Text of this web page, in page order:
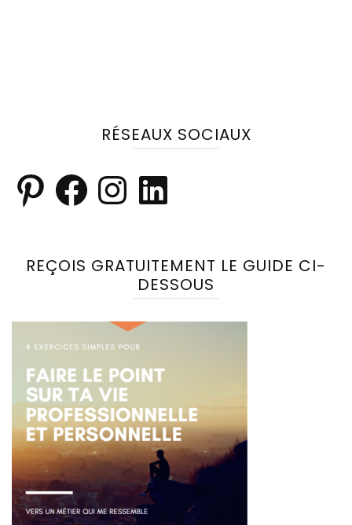
RÉSEAUX SOCIAUX
REÇOIS GRATUITEMENT LE GUIDE CI-
DESSOUS